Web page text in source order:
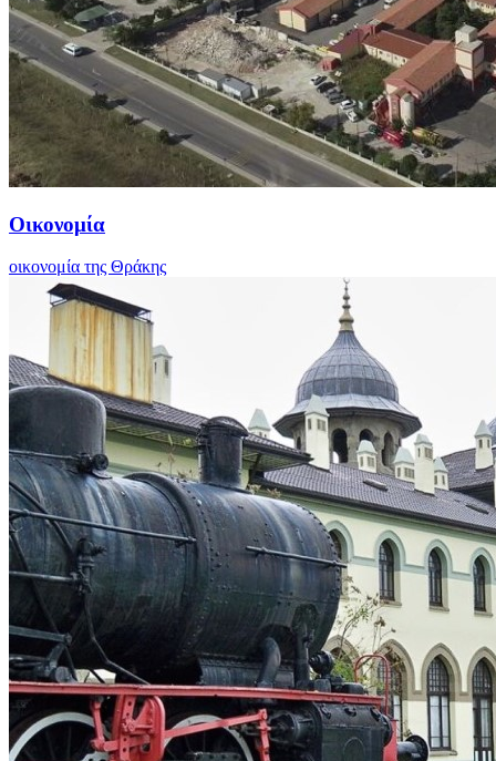
Οικονομία
οικονομία της Θράκης